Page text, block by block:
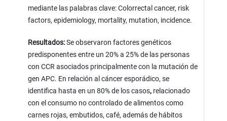
mediante las palabras clave: Colorrectal cancer, risk
factors, epidemiology, mortality, mutation, incidence.
Resultados:Se observaron factores genéticos
predisponentes entre un 20% a 25% de las personas
con CCR asociados principalmente con la mutación de
gen APC. En relación al cáncer esporádico, se
identifica hasta en un 80% de los casos, relacionado
con el consumo no controlado de alimentos como
carnes rojas, embutidos, café, además de hábitos